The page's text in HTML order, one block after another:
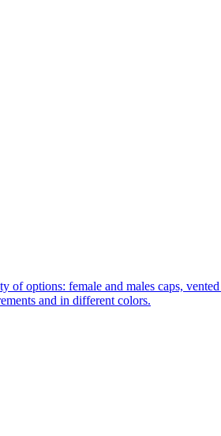
of options: female and males caps,
and in different colors.